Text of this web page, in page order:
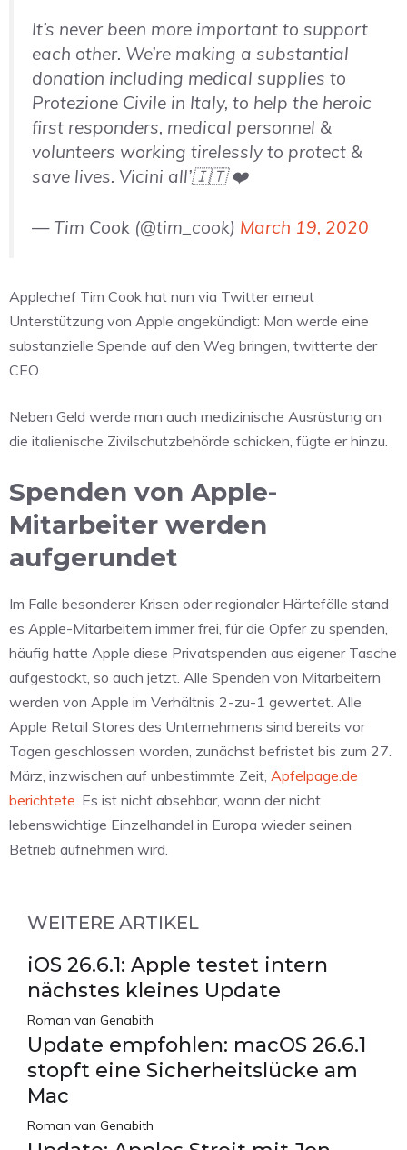
It’s never been more important to support
each other. We’re making a substantial
donation including medical supplies to
Protezione Civile in Italy, to help the heroic
first responders, medical personnel &
volunteers working tirelessly to protect &
save lives. Vicini all’🇮🇹 ❤️
— Tim Cook (@tim_cook) March 19, 2020
Applechef Tim Cook hat nun via Twitter erneut
Unterstützung von Apple angekündigt: Man werde eine
substanzielle Spende auf den Weg bringen, twitterte der
CEO.
Neben Geld werde man auch medizinische Ausrüstung an
die italienische Zivilschutzbehörde schicken, fügte er hinzu.
Spenden von Apple-
Mitarbeiter werden
aufgerundet
Im Falle besonderer Krisen oder regionaler Härtefälle stand
es Apple-Mitarbeitern immer frei, für die Opfer zu spenden,
häufig hatte Apple diese Privatspenden aus eigener Tasche
aufgestockt, so auch jetzt. Alle Spenden von Mitarbeitern
werden von Apple im Verhältnis 2-zu-1 gewertet. Alle
Apple Retail Stores des Unternehmens sind bereits vor
Tagen geschlossen worden, zunächst befristet bis zum 27.
März, inzwischen auf unbestimmte Zeit, Apfelpage.de
berichtete . Es ist nicht absehbar, wann der nicht
lebenswichtige Einzelhandel in Europa wieder seinen
Betrieb aufnehmen wird.
WEITERE ARTIKEL
iOS 26.6.1: Apple testet intern
nächstes kleines Update
Roman van Genabith
Update empfohlen: macOS 26.6.1
stopft eine Sicherheitslücke am
Mac
Roman van Genabith